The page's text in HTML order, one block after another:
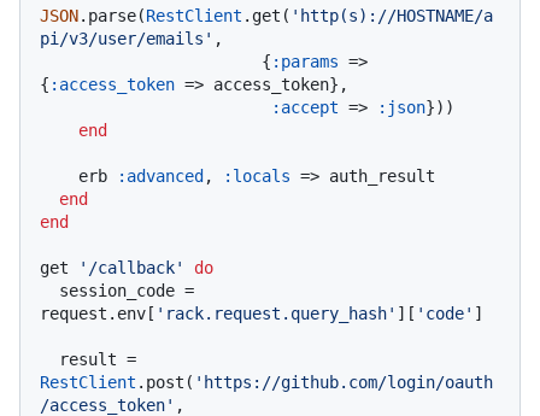
JSON.parse(RestClient .get( 'http(s)://HOSTNAME/a
pi/v3/user/emails' ,
                       {
:params =>
{ :access_token => access_token},
:accept => :json}))
end
    erb
:advanced, :locals => auth_result
end
end
get '/callback'
do
request.env[ 'rack.request.query_hash' ][ 'code' ]
RestClient .post( 'https://github.com/login/oauth
/access_token' ,